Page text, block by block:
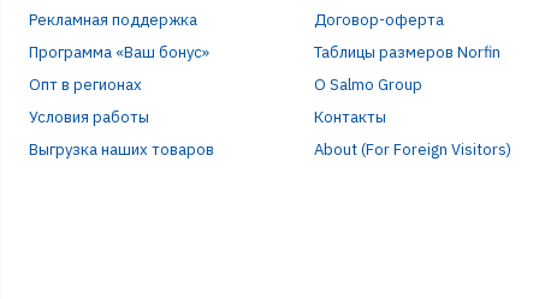
Рекламная поддержка
Программа «Ваш бонус»
Опт в регионах
Условия работы
Выгрузка наших товаров
Договор-оферта
Таблицы размеров Norfin
О Salmo Group
Контакты
About (For Foreign Visitors)